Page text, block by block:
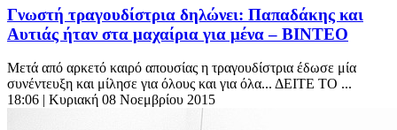
Γνωστή τραγουδίστρια δηλώνει: Παπαδάκης και
Αυτιάς ήταν στα μαχαίρια για μένα – ΒΙΝΤΕΟ
Μετά από αρκετό καιρό απουσίας η τραγουδίστρια έδωσε μία
συνέντευξη και μίλησε για όλους και για όλα... ΔΕΙΤΕ ΤΟ ...
18:06 | Κυριακή 08 Νοεμβρίου 2015